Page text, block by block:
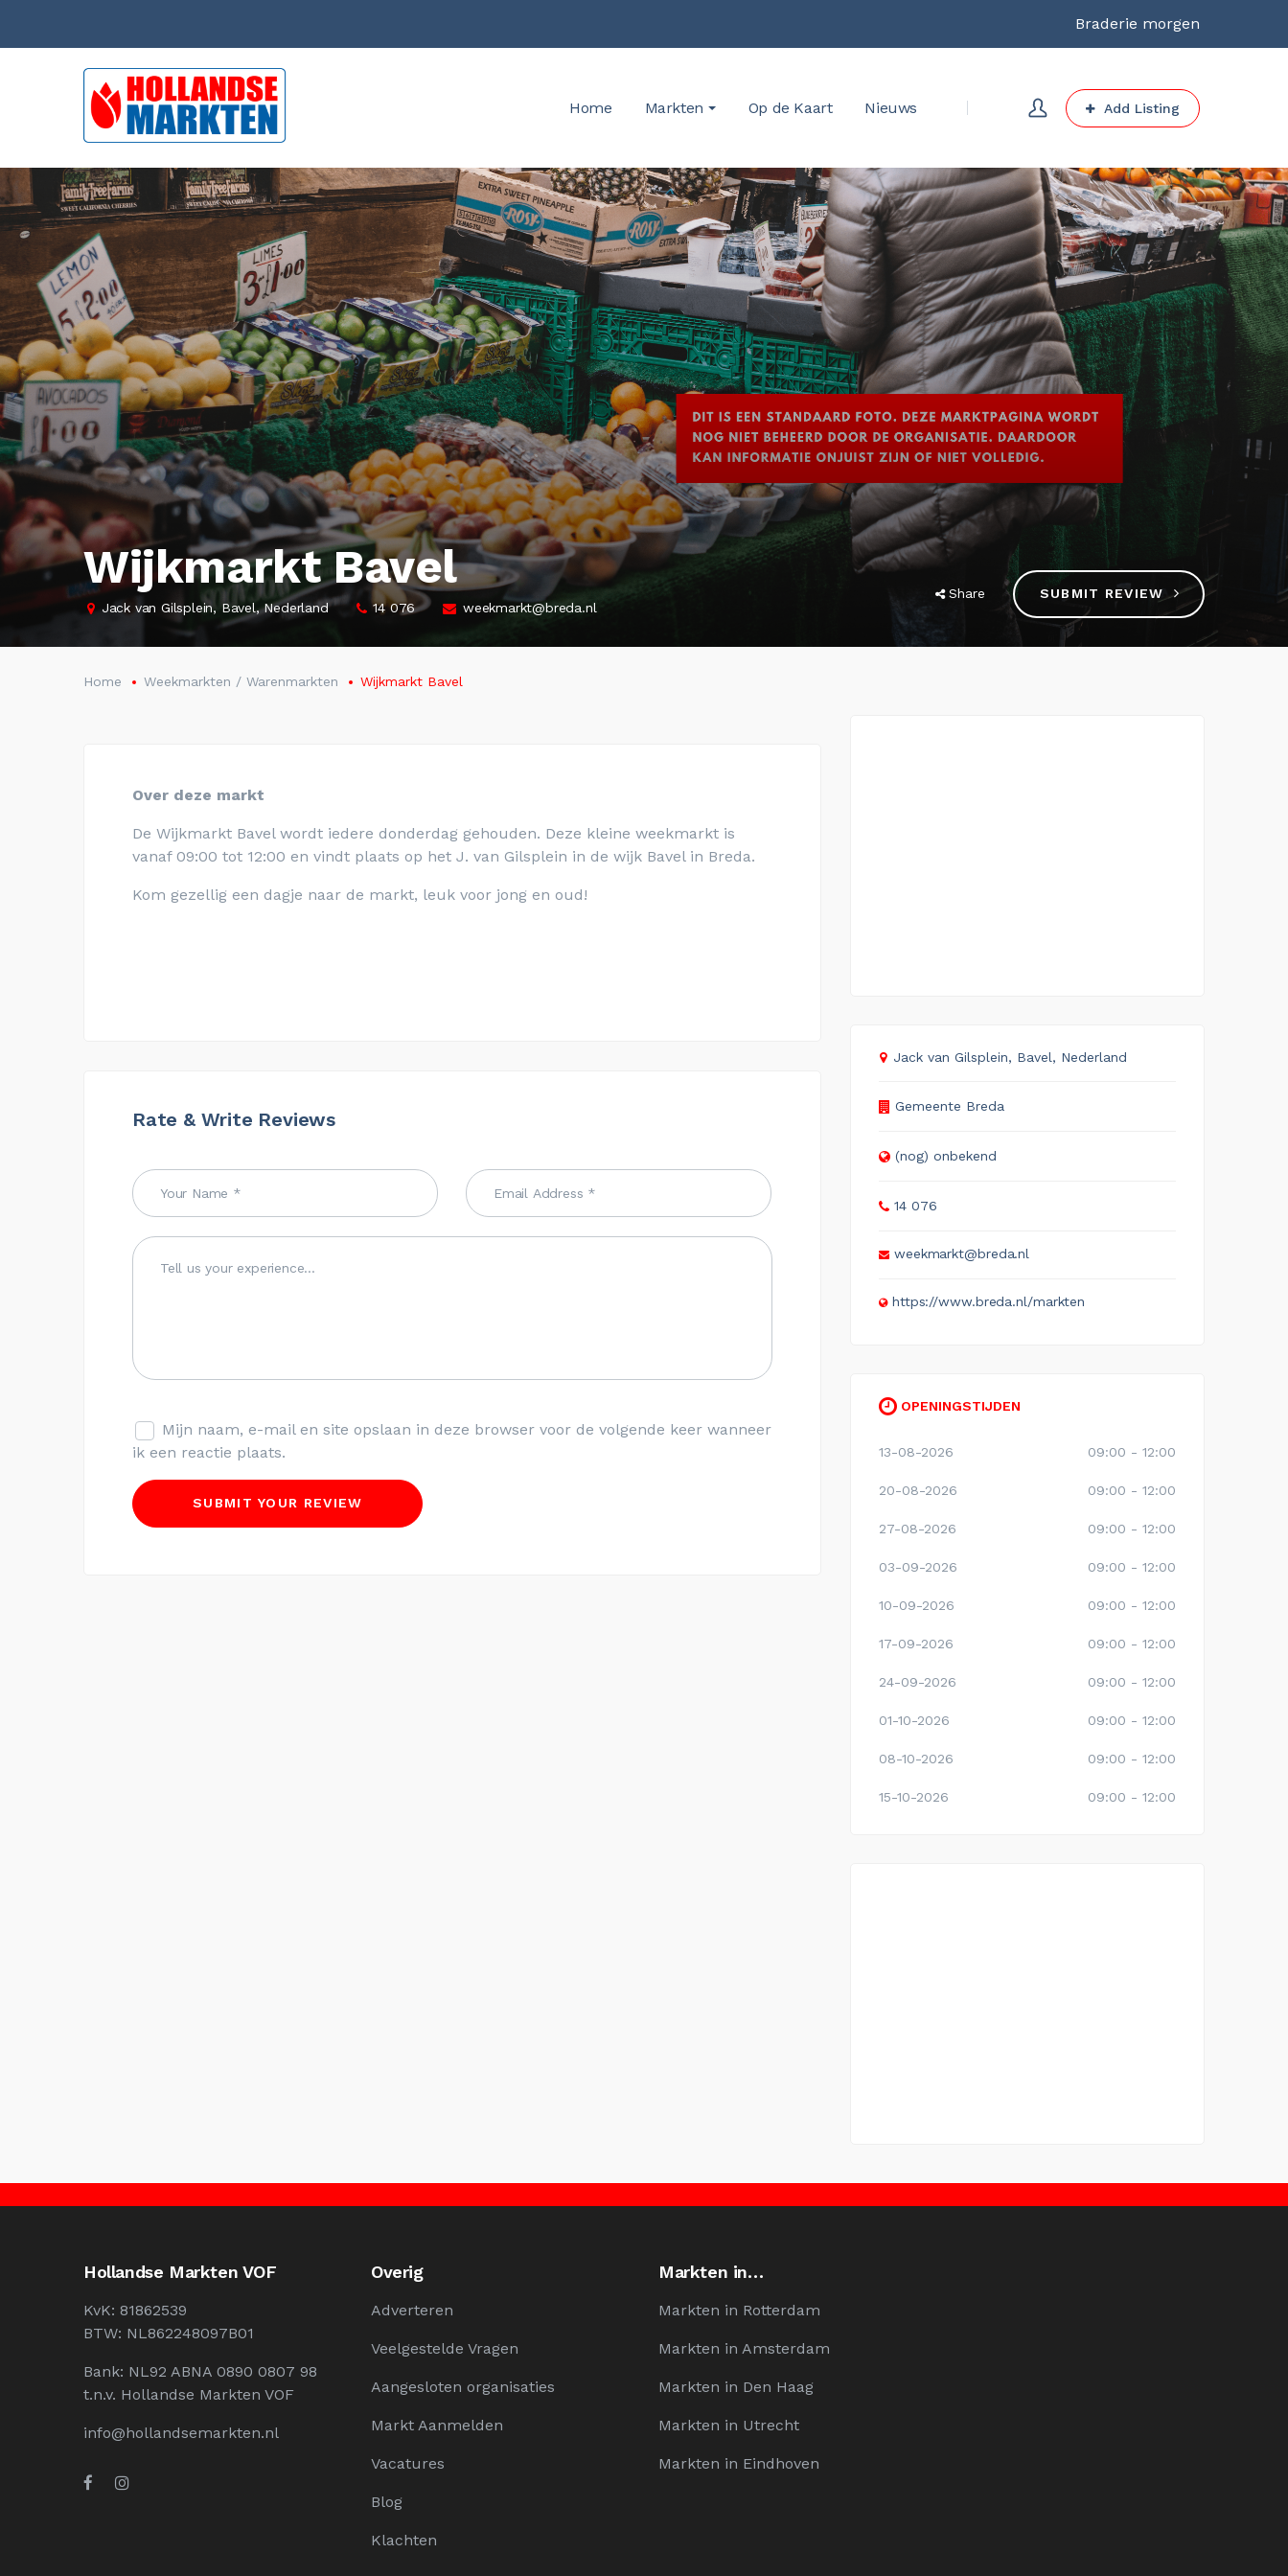
Braderie morgen
Home Markten Op de Kaart Nieuws Add Listing
Wijkmarkt Bavel
Jack van Gilsplein, Bavel, Nederland 14 076 weekmarkt@breda.nl
Share SUBMIT REVIEW
Home Weekmarkten / Warenmarkten Wijkmarkt Bavel
Over deze markt
De Wijkmarkt Bavel wordt iedere donderdag gehouden. Deze kleine weekmarkt is
vanaf 09:00 tot 12:00 en vindt plaats op het J. van Gilsplein in de wijk Bavel in Breda.
Kom gezellig een dagje naar de markt, leuk voor jong en oud!
Rate & Write Reviews
Mijn naam, e-mail en site opslaan in deze browser voor de volgende keer wanneer
ik een reactie plaats.
Jack van Gilsplein, Bavel, Nederland
Gemeente Breda
(nog) onbekend
14 076
weekmarkt@breda.nl
https://www.breda.nl/markten
OPENINGSTIJDEN
13-08-2026 09:00 - 12:00
20-08-2026 09:00 - 12:00
27-08-2026 09:00 - 12:00
03-09-2026 09:00 - 12:00
10-09-2026 09:00 - 12:00
17-09-2026 09:00 - 12:00
24-09-2026 09:00 - 12:00
01-10-2026 09:00 - 12:00
08-10-2026 09:00 - 12:00
15-10-2026 09:00 - 12:00
Hollandse Markten VOF
KvK: 81862539
BTW: NL862248097B01
Bank: NL92 ABNA 0890 0807 98
t.n.v. Hollandse Markten VOF
info@hollandsemarkten.nl
Overig
Adverteren
Veelgestelde Vragen
Aangesloten organisaties
Markt Aanmelden
Vacatures
Blog
Klachten
Markten in…
Markten in Rotterdam
Markten in Amsterdam
Markten in Den Haag
Markten in Utrecht
Markten in Eindhoven